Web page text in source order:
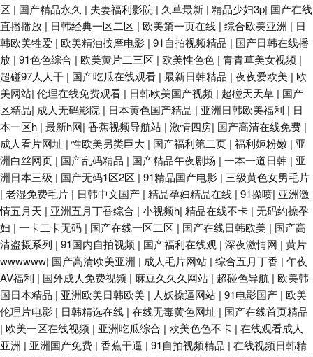
区 | 国产精品永久 | 夫妻福利影院 | 久草最新 | 精品少妇3p| 国产在线
直播播放 | 日韩经典一区二区 | 欧美第一页在线 | 综合欧美亚洲 | 日
韩欧美牲爱 | 欧美精油按摩电影 | 91自拍视频精品 | 国产日韩在线播
放 | 91色色综合 | 欧美黄片二三区 | 欧美性色色 | 青青草美女视频 |
超碰97人人干 | 国产吃瓜在线观看 | 最新日韩精品 | 夜夜爱欧美 | 欧
美网站| 伦理在线免费观看 | 日韩欧美国产视频 | 超碰天天草 | 国产
区精品| 成人无码影院 | 日本黄色国产精品 | 亚洲日韩欧美福利 | 日
本一区h | 最新h网| 香蕉视频导航站 | 激情四房| 国产高清在线免费 |
成人看片网址 |性欧美另类巨大 | 国产福利第二页 | 福利姬粉嫩 | 亚
洲白丝网页 | 国产乱码精品 | 国产精品午夜剧场 | 一本一道日韩 | 亚
洲日本三级 | 国产无码1区2区 | 91精品国产电影 | 三级黄色女男毛片
| 老湿免费毛片 | 日韩中文国产 | 精品孕妇精品在线 | 91操喷| 亚洲激
情五月天 | 亚洲五月丁香综合 | 小视频h| 精品在线不卡 | 无码约操孕
妇 | 一卡二卡无码 | 国产在线一区二区 | 国产在线日韩欧美 | 国产高
清盗摄系列 | 91国内自拍视频 | 国产福利在线观 | 深夜激情网 | 黄片
wwwwww| 国产高清欧美亚洲 | 成人毛片网站 | 综合五月丁香 | 午夜
AV福利 | 国外成人免费视频 | 麻豆久久久网站 | 超碰色导航 | 欧美韩
国日本精品 | 亚洲欧美日韩欧美 | 人妖操逼网站 | 91电影国产 | 欧美
伦理片电影 | 日韩精选在线 | 在线无毒黄色网址 | 国产在线首页精品
| 欧美一区在线视频 | 亚洲吃瓜综合 | 欧美色色不卡 | 在线观看成人
亚洲 | 亚洲国产免费 | 香蕉干逼 | 91自拍视频精品 | 在线视频日韩精